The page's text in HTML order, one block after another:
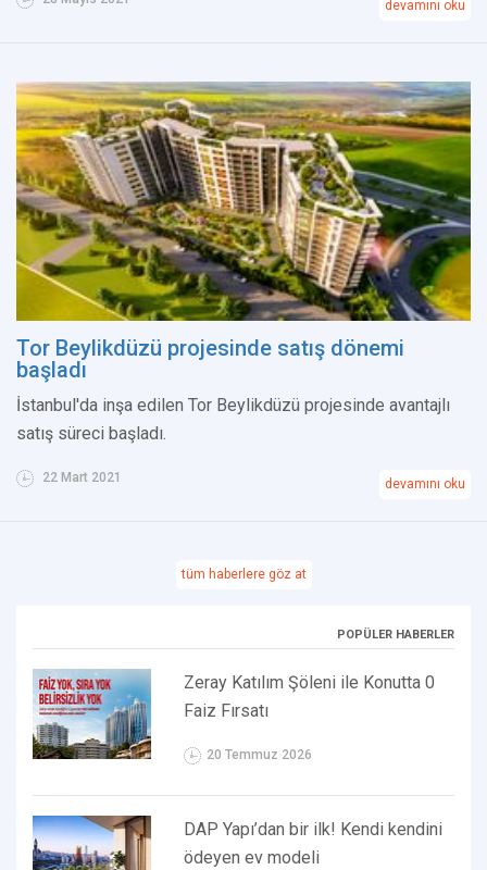
devamını oku
Tor Beylikdüzü projesinde satış dönemi
başladı
İstanbul'da inşa edilen Tor Beylikdüzü projesinde avantajlı
satış süreci başladı.
22 Mart 2021 devamını oku
tüm haberlere göz at
POPÜLER HABERLER
Zeray Katılım Şöleni ile Konutta 0
Faiz Fırsatı
20 Temmuz 2026
DAP Yapı’dan bir ilk! Kendi kendini
ödeyen ev modeli